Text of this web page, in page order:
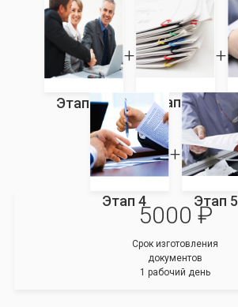
Этап 1 Этап 2
Этап 4 Этап 5
5000 ₽
Срок изготовления
документов
1 рабочий день